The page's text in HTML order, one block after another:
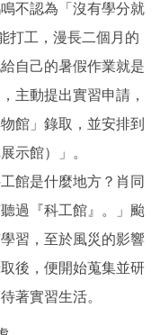
不認為「沒有學分就
打工，漫長二個月的
自己的暑假作業就是
主動提出實習申請，
館」錄取，並安排到
示館）」。
館是什麼地方？肖同
過『科工館』。」颱
習，至於風災的影響
後，便開始蒐集並研
著實習生活。